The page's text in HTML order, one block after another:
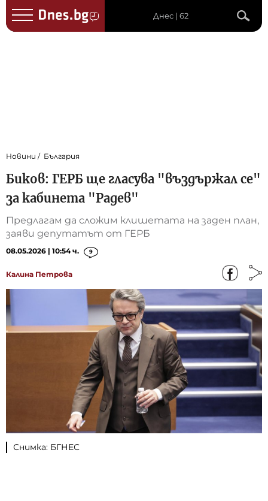
Днес | 62
Новини България
Биков: ГЕРБ ще гласува "въздържал се"
за кабинета "Радев"
Предлагам да сложим клишетата на заден план,
заяви депутатът от ГЕРБ
08.05.2026 | 10:54 ч. 9
Калина Петрова
Снимка: БГНЕС